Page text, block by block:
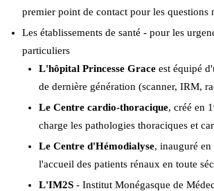
premier point de contact pour les questions
Les établissements de santé - pour les
particuliers
L'hôpital Princesse Grace est équipé
de dernière génération (scanner, IRM,
Le Centre cardio-thoracique, créé en
charge les pathologies thoraciques et
Le Centre d'Hémodialyse, inauguré
l'accueil des patients rénaux en toute
L'IM2S - Institut Monégasque de